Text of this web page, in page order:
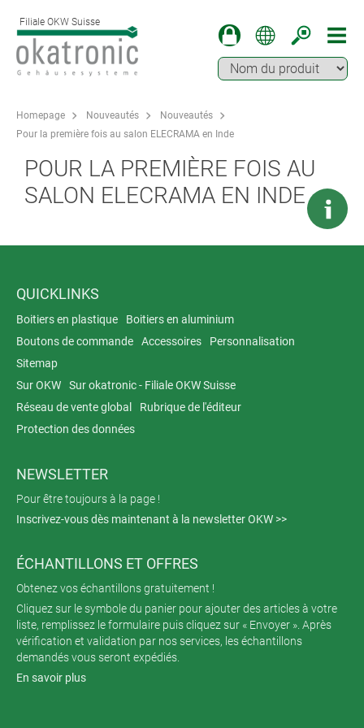
Filiale OKW Suisse
Homepage Nouveautés
Nouveautés
Pour la première fois au salon ELECRAMA en Inde
POUR LA PREMIÈRE FOIS AU
SALON ELECRAMA EN INDE
QUICKLINKS
Boitiers en plastique
Boitiers en aluminium
Boutons de commande
Accessoires
Personnalisation
Sitemap
Sur OKW
Sur okatronic - Filiale OKW Suisse
Réseau de vente global
Rubrique de l'éditeur
Protection des données
NEWSLETTER
Pour être toujours à la page !
Inscrivez-vous dès maintenant à la newsletter OKW >>
ÉCHANTILLONS ET OFFRES
Obtenez vos échantillons gratuitement !
Cliquez sur le symbole du panier pour ajouter des articles à votre
liste, remplissez le formulaire puis cliquez sur « Envoyer ». Après
vérification et validation par nos services, les échantillons
demandés vous seront expédiés.
En savoir plus